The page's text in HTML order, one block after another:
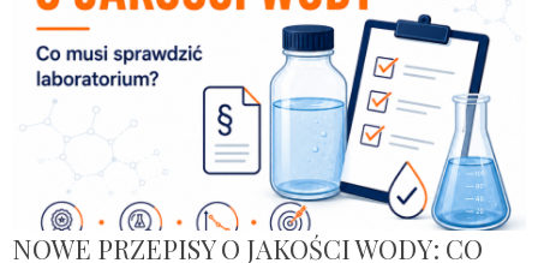
NOWE PRZEPISY O JAKOŚCI WODY: CO